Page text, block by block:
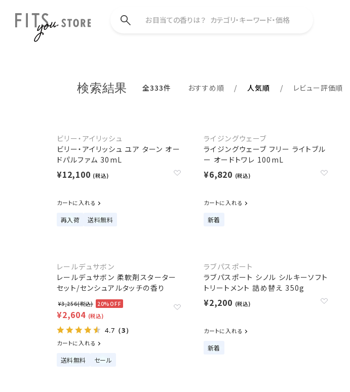
お目当ての香りは？ カテゴリ・キーワード・価格
検索結果 全333件 おすすめ順 人気順 レビュー評価順
ビリー・アイリッシュ
ビリー・アイリッシュ ユア ターン オー
ドパルファム 30mL
¥12,100 (税込)
カートに入れる
再入荷 送料無料
ライジングウェーブ
ライジングウェーブ フリー ライトブル
ー オードトワレ 100mL
¥6,820 (税込)
カートに入れる
新着
レールデュサボン
レールデュサボン 柔軟剤スターター
セット/センシュアルタッチの香り
¥3,256(税込) 20%OFF
¥2,604 (税込)
4.7 （3）
カートに入れる
送料無料 セール
ラブパスポート
ラブパスポート シノル シルキーソフト
トリートメント 詰め替え 350g
¥2,200 (税込)
カートに入れる
新着